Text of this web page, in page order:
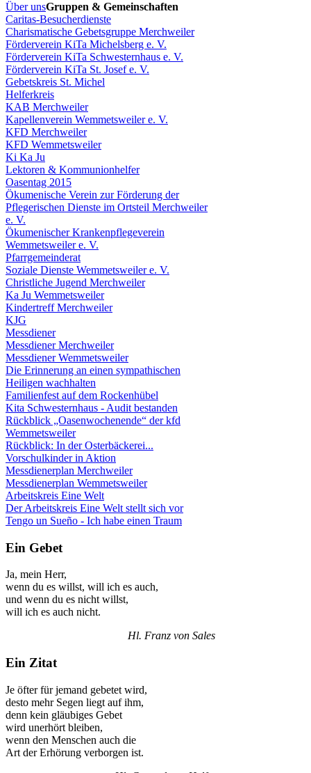
Über unsGruppen & Gemeinschaften
Caritas-Besucherdienste
Charismatische Gebetsgruppe Merchweiler
Förderverein KiTa Michelsberg e. V.
Förderverein KiTa Schwesternhaus e. V.
Förderverein KiTa St. Josef e. V.
Gebetskreis St. Michel
Helferkreis
KAB Merchweiler
Kapellenverein Wemmetsweiler e. V.
KFD Merchweiler
KFD Wemmetsweiler
Ki Ka Ju
Lektoren & Kommunionhelfer
Oasentag 2015
Ökumenische Verein zur Förderung der
Pflegerischen Dienste im Ortsteil Merchweiler
e. V.
Ökumenischer Krankenpflegeverein
Wemmetsweiler e. V.
Pfarrgemeinderat
Soziale Dienste Wemmetsweiler e. V.
Christliche Jugend Merchweiler
Ka Ju Wemmetsweiler
Kindertreff Merchweiler
KJG
Messdiener
Messdiener Merchweiler
Messdiener Wemmetsweiler
Die Erinnerung an einen sympathischen
Heiligen wachhalten
Familienfest auf dem Rockenhübel
Kita Schwesternhaus - Audit bestanden
Rückblick „Oasenwochenende“ der kfd
Wemmetsweiler
Rückblick: In der Osterbäckerei...
Vorschulkinder in Aktion
Messdienerplan Merchweiler
Messdienerplan Wemmetsweiler
Arbeitskreis Eine Welt
Der Arbeitskreis Eine Welt stellt sich vor
Tengo un Sueño - Ich habe einen Traum
Ein Gebet
Ja, mein Herr,
wenn du es willst, will ich es auch,
und wenn du es nicht willst,
will ich es auch nicht.
Hl. Franz von Sales
Ein Zitat
Je öfter für jemand gebetet wird,
desto mehr Segen liegt auf ihm,
denn kein gläubiges Gebet
wird unerhört bleiben,
wenn den Menschen auch die
Art der Erhörung verborgen ist.